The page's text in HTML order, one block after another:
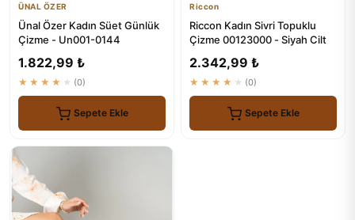
ÜNAL ÖZER
Ünal Özer Kadın Süet Günlük
Çizme - Un001-0144
1.822,99 ₺
★★★★★ (0)
Sepete Ekle
Riccon
Riccon Kadın Sivri Topuklu
Çizme 00123000 - Siyah Cilt
2.342,99 ₺
★★★★★ (0)
Sepete Ekle